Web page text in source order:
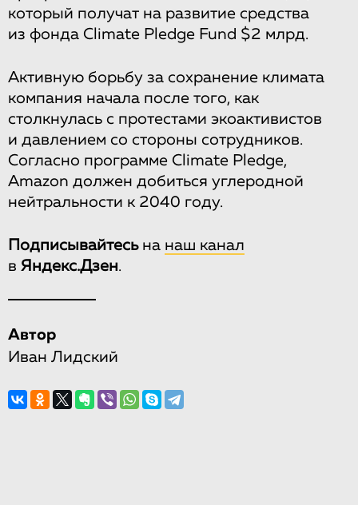
который получат на развитие средства
из фонда Climate Pledge Fund $2 млрд.
Активную борьбу за сохранение климата
компания начала после того, как
столкнулась с протестами экоактивистов
и давлением со стороны сотрудников.
Согласно программе Climate Pledge,
Amazon должен добиться углеродной
нейтральности к 2040 году.
Подписывайтесьна наш канал
в Яндекс.Дзен.
Автор
Иван Лидский